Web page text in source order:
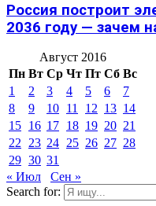
Россия построит
2036 году — зачем
Август 2016
Пн Вт Ср Чт Пт Сб Вс
1
2 3 4 5 6
7
8
9 10 11 12 13 14
15 16 17 18 19 20 21
22
23 24 25 26 27 28
29 30 31
« Июл
Сен »
Search for: